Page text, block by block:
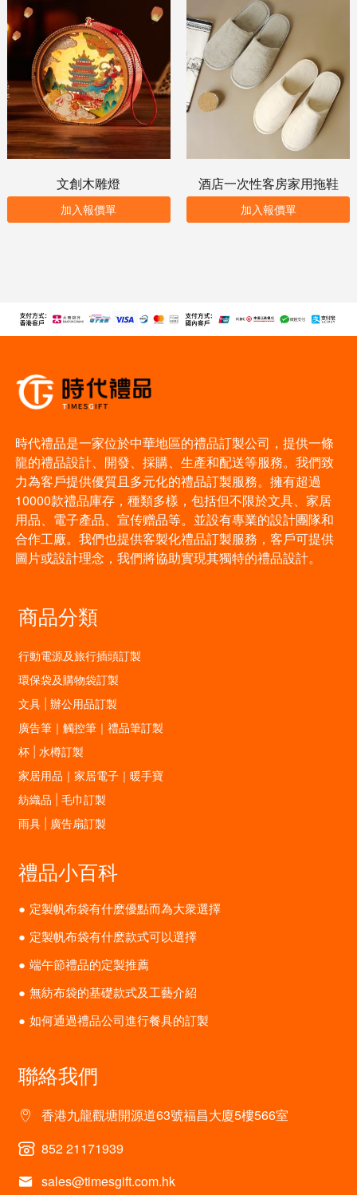
文創木雕燈
加入報價單
酒店一次性客房家用拖鞋
加入報價單
時代禮品是一家位於中華地區的禮品訂製公司，提供一條
龍的禮品設計、開發、採購、生產和配送等服務。我們致
力為客戶提供優質且多元化的禮品訂製服務。擁有超過
10000款禮品庫存，種類多樣，包括但不限於文具、家居
用品、電子產品、宣传赠品等。並設有專業的設計團隊和
合作工廠。我們也提供客製化禮品訂製服務，客戶可提供
圖片或設計理念，我們將協助實現其獨特的禮品設計。
商品分類
行動電源及旅行插頭訂製
環保袋及購物袋訂製
文具 | 辦公用品訂製
廣告筆｜觸控筆｜禮品筆訂製
杯 | 水樽訂製
家居用品｜家居電子｜暖手寶
紡織品 | 毛巾訂製
雨具 | 廣告扇訂製
禮品小百科
定製帆布袋有什麽優點而為大衆選擇
定製帆布袋有什麽款式可以選擇
端午節禮品的定製推薦
無紡布袋的基礎款式及工藝介紹
如何通過禮品公司進行餐具的訂製
聯絡我們
香港九龍觀塘開源道63號福昌大廈5樓566室
852 21171939
sales@timesgift.com.hk